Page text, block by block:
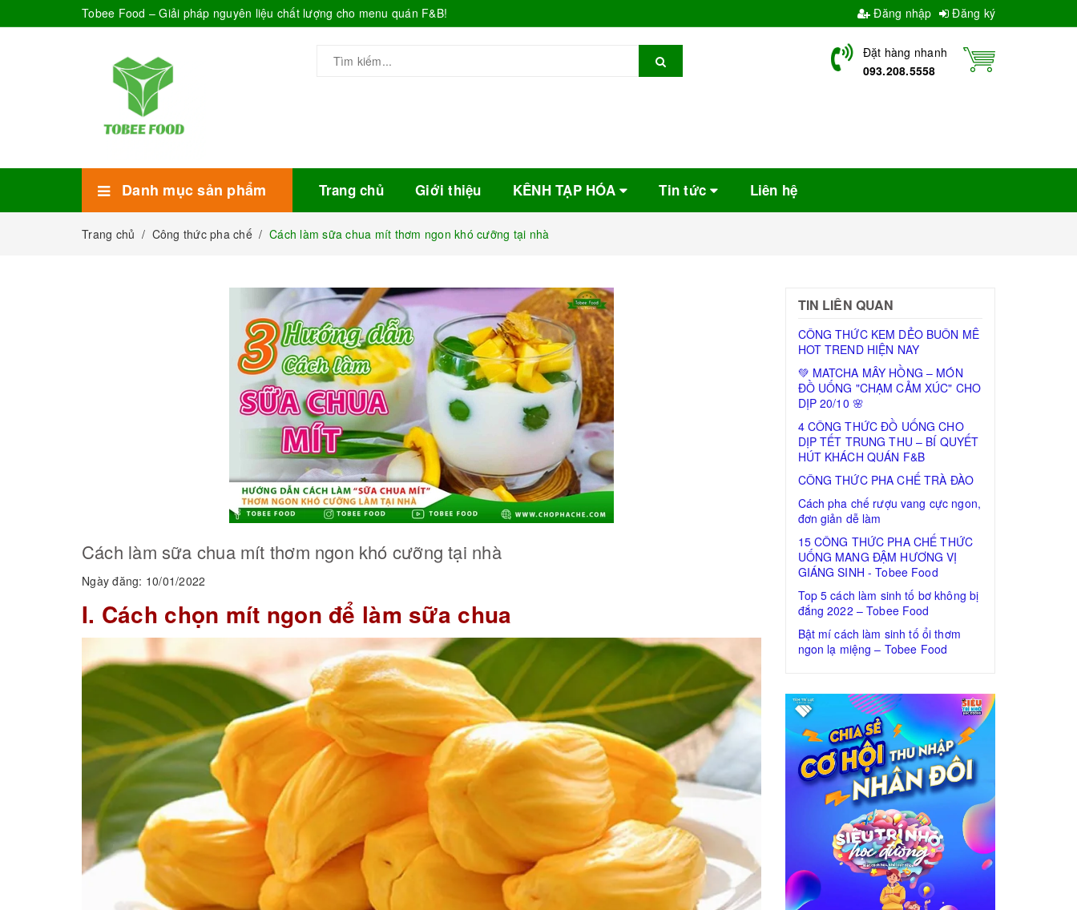
Tobee Food – Giải pháp nguyên liệu chất lượng cho menu quán F&B! Đăng nhập Đăng ký
Đặt hàng nhanh
093.208.5558
Danh mục sản phẩm Trang chủ Giới thiệu KÊNH TẠP HÓA Tin tức Liên hệ
Trang chủ / Công thức pha chế / Cách làm sữa chua mít thơm ngon khó cưỡng tại nhà
Cách làm sữa chua mít thơm ngon khó cưỡng tại nhà
Ngày đăng: 10/01/2022
I. Cách chọn mít ngon để làm sữa chua
TIN LIÊN QUAN
CÔNG THỨC KEM DẺO BUÔN MÊ
HOT TREND HIỆN NAY
💚 MATCHA MÂY HỒNG – MÓN
ĐỒ UỐNG "CHẠM CẢM XÚC" CHO
DỊP 20/10 🌸
4 CÔNG THỨC ĐỒ UỐNG CHO
DỊP TẾT TRUNG THU – BÍ QUYẾT
HÚT KHÁCH QUÁN F&B
CÔNG THỨC PHA CHẾ TRÀ ĐÀO
Cách pha chế rượu vang cực ngon,
đơn giản dễ làm
15 CÔNG THỨC PHA CHẾ THỨC
UỐNG MANG ĐẬM HƯƠNG VỊ
GIÁNG SINH - Tobee Food
Top 5 cách làm sinh tố bơ không bị
đắng 2022 – Tobee Food
Bật mí cách làm sinh tố ổi thơm
ngon lạ miệng – Tobee Food